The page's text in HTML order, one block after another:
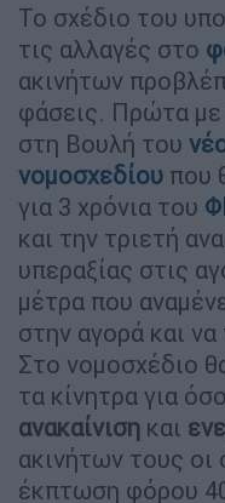
Το σχέδιο του
τις αλλαγές στο
ακινήτων
φάσεις. Πρώτα με
στη Βουλή του
νομοσχεδίου που
για 3 χρόνια του
και την τριετή
υπεραξίας στις
μέτρα που
στην αγορά και
Στο νομοσχέδιο
τα κίνητρα για
ανακαίνιση και
ακινήτων τους οι
έκπτωση φόρου